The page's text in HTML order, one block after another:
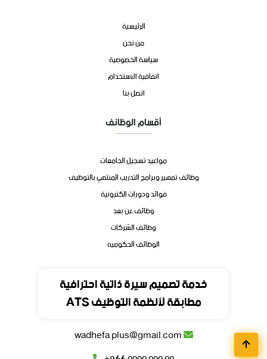
خدمة تصميم سيرة ذاتية احترافية
مطابقة لأنظمة التوظيف ATS
الرئيسية
من نحن
سياسة الخصوصية
اتفاقية الاستخدام
اتصل بنا
أقسام الوظائف
مواعيد تسجيل الجامعات
وظائف تمهير وبرامج التدريب المنتهي بالتوظيف
فوائد ودورات الكترونية
وظائف عن بعد
وظائف الشركات
الوظائف الحكوميه
المملكة العربية السعودية